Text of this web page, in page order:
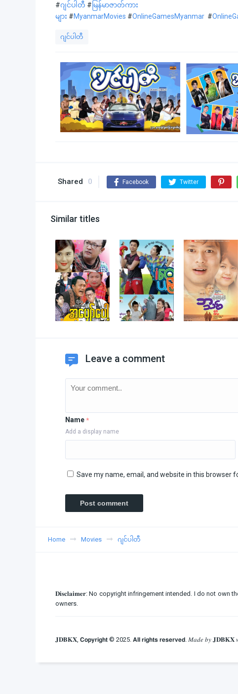
#ဂျင်ပါတီ # မြန်မာဇာတ်ကား
များ #MyanmarMovies #OnlineGamesMyanmar #
ဂျင်ပါတီ
Shared 0 Facebook Twitter
Similar titles
Leave a comment
Name *
Add a display name
Save my name, email, and website in this browser
Home Movies ဂျင်ပါတီ
𝐃𝐢𝐬𝐜𝐥𝐚𝐢𝐦𝐞𝐫: No copyright infringement intended. I do not
owners.
𝐉𝐃𝐁𝐊𝐗, 𝗖𝗼𝗽𝘆𝗿𝗶𝗴𝗵𝘁 © 2025. 𝗔𝗹𝗹 𝗿𝗶𝗴𝗵𝘁𝘀 𝗿𝗲𝘀𝗲𝗿𝘃𝗲𝗱. 𝑀𝑎𝑑𝑒 𝑏𝑦 𝐉𝐃𝐁𝐊𝐗